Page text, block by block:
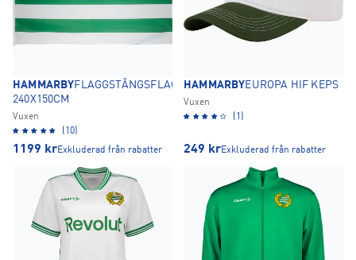
HAMMARBYFLAGGSTÅNGSFLAGGA
240X150CM
Vuxen
(10)
1199 krExkluderad från rabatter
HAMMARBYEUROPA HIF KEPS
Vuxen
(1)
249 krExkluderad från rabatter